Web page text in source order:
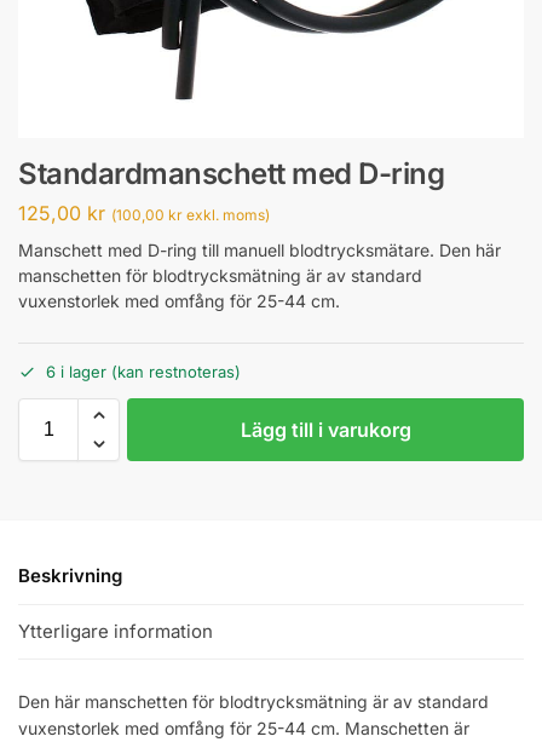
Standardmanschett med D-ring
125,00 kr (100,00 kr exkl. moms)
Manschett med D-ring till manuell blodtrycksmätare. Den här
manschetten för blodtrycksmätning är av standard
vuxenstorlek med omfång för 25-44 cm.
6 i lager (kan restnoteras)
Lägg till i varukorg
Beskrivning
Ytterligare information
Den här manschetten för blodtrycksmätning är av standard
vuxenstorlek med omfång för 25-44 cm. Manschetten är